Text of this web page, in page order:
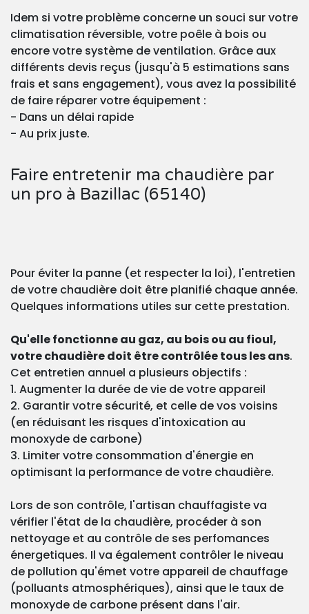
Idem si votre problème concerne un souci sur votre
climatisation réversible, votre poêle à bois ou
encore votre système de ventilation. Grâce aux
différents devis reçus (jusqu'à 5 estimations sans
frais et sans engagement), vous avez la possibilité
de faire réparer votre équipement :
- Dans un délai rapide
- Au prix juste.
Faire entretenir ma chaudière par
un pro à Bazillac (65140)
Pour éviter la panne (et respecter la loi), l'entretien
de votre chaudière doit être planifié chaque année.
Quelques informations utiles sur cette prestation.
Qu'elle fonctionne au gaz, au bois ou au fioul,
votre chaudière doit être contrôlée tous les ans.
Cet entretien annuel a plusieurs objectifs :
1. Augmenter la durée de vie de votre appareil
2. Garantir votre sécurité, et celle de vos voisins
(en réduisant les risques d'intoxication au
monoxyde de carbone)
3. Limiter votre consommation d'énergie en
optimisant la performance de votre chaudière.
Lors de son contrôle, l'artisan chauffagiste va
vérifier l'état de la chaudière, procéder à son
nettoyage et au contrôle de ses perfomances
énergetiques. Il va également contrôler le niveau
de pollution qu'émet votre appareil de chauffage
(polluants atmosphériques), ainsi que le taux de
monoxyde de carbone présent dans l'air.